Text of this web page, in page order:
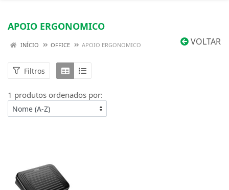
APOIO ERGONOMICO
VOLTAR
INÍCIO OFFICE APOIO ERGONOMICO
Filtros
1 produtos ordenados por: